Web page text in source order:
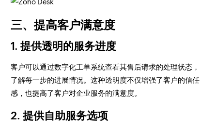
三、提高客户满意度
1. 提供透明的服务进度
客户可以通过数字化工单系统查看其售后请求的处理状态，
了解每一步的进展情况。这种透明度不仅增强了客户的信任
感，也提高了客户对企业服务的满意度。
2. 提供自助服务选项